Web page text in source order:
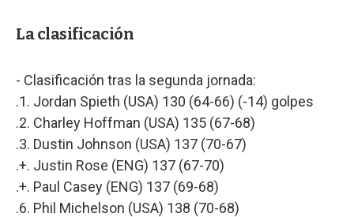
La clasificación
- Clasificación tras la segunda jornada:
.1. Jordan Spieth (USA) 130 (64-66) (-14) golpes
.2. Charley Hoffman (USA) 135 (67-68)
.3. Dustin Johnson (USA) 137 (70-67)
.+. Justin Rose (ENG) 137 (67-70)
.+. Paul Casey (ENG) 137 (69-68)
.6. Phil Michelson (USA) 138 (70-68)